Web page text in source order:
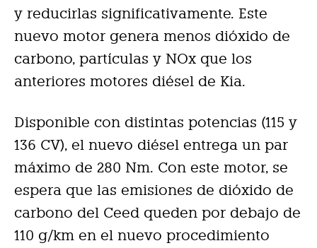
y reducirlas significativamente. Este
nuevo motor genera menos dióxido de
carbono, partículas y NOx que los
anteriores motores diésel de Kia.
Disponible con distintas potencias (115 y
136 CV), el nuevo diésel entrega un par
máximo de 280 Nm. Con este motor, se
espera que las emisiones de dióxido de
carbono del Ceed queden por debajo de
110 g/km en el nuevo procedimiento